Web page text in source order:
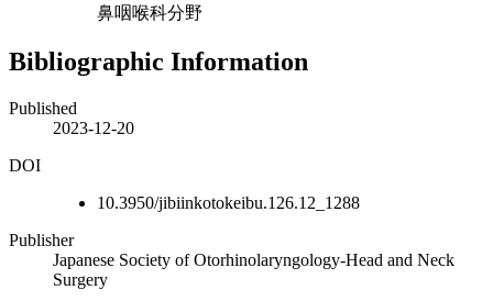
鼻咽喉科分野
Bibliographic Information
Published
2023-12-20
DOI
10.3950/jibiinkotokeibu.126.12_1288
Publisher
Japanese Society of Otorhinolaryngology-Head and Neck
Surgery